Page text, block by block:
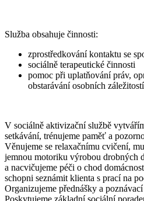
Služba obsahuje činnosti:
zprostředkování kontaktu se
sociálně terapeutické činnosti
pomoc při uplatňování práv,
obstarávání osobních záležitostí
V sociálně aktivizační službě
setkávání, trénujeme paměť a
Věnujeme se relaxačnímu cvičení,
jemnou motoriku výrobou drobných
a nacvičujeme péči o chod
schopni seznámit klienta s prací na
Organizujeme přednášky a
Poskytujeme základní sociální